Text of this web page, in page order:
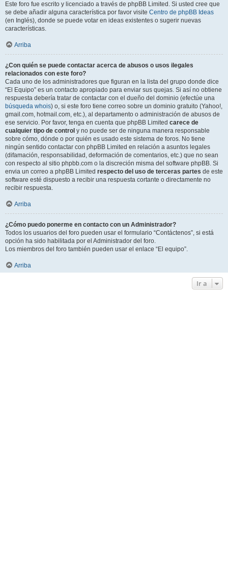
Este foro fue escrito y licenciado a través de phpBB Limited. Si usted cree que
se debe añadir alguna característica por favor visite Centro de phpBB Ideas
(en Inglés), donde se puede votar en ideas existentes o sugerir nuevas
características.
Arriba
¿Con quién se puede contactar acerca de abusos o usos ilegales
relacionados con este foro?
Cada uno de los administradores que figuran en la lista del grupo donde dice
“El Equipo” es un contacto apropiado para enviar sus quejas. Si así no obtiene
respuesta debería tratar de contactar con el dueño del dominio (efectúe una
búsqueda whois) o, si este foro tiene correo sobre un dominio gratuito (Yahoo!,
gmail.com, hotmail.com, etc.), al departamento o administración de abusos de
ese servicio. Por favor, tenga en cuenta que phpBB Limited carece de
cualquier tipo de control y no puede ser de ninguna manera responsable
sobre cómo, dónde o por quién es usado este sistema de foros. No tiene
ningún sentido contactar con phpBB Limited en relación a asuntos legales
(difamación, responsabilidad, deformación de comentarios, etc.) que no sean
con respecto al sitio phpbb.com o la discreción misma del software phpBB. Si
envia un correo a phpBB Limited respecto del uso de terceras partes de este
software esté dispuesto a recibir una respuesta cortante o directamente no
recibir respuesta.
Arriba
¿Cómo puedo ponerme en contacto con un Administrador?
Todos los usuarios del foro pueden usar el formulario “Contáctenos”, si está
opción ha sido habilitada por el Administrador del foro.
Los miembros del foro también pueden usar el enlace “El equipo”.
Arriba
Ir a